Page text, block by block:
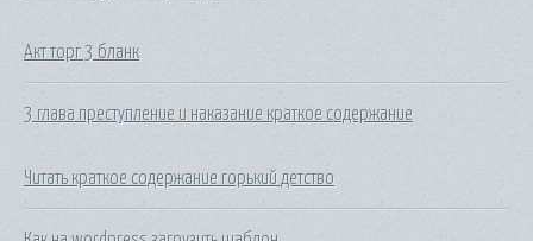
Акт торг 3 бланк
3 глава преступление и наказание краткое содержание
Читать краткое содержание горький детство